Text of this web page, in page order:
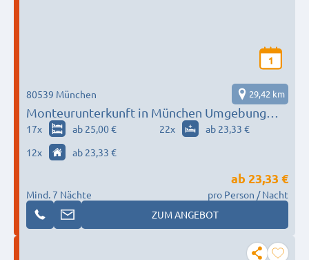
1
Monteurunterkunft in München Umgebung
nach Wunsch / Bedürfnis
80539 München 29,42 km
17x ab 25,00 € 22x
ab 23,33 €
12x ab 23,33 €
Mind. 7 Nächte
ab 23,33 €
pro Person / Nacht
ZUM ANGEBOT